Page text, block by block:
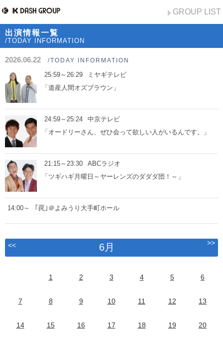
GROUP LIST
出演情報一覧
/TODAY INFORMATION
2026.06.22 /TODAY INFORMATION
25:59～26:29
ミヤギテレビ
「道産人間オズブラウン」
24:59～25:24
中京テレビ
「オードリーさん、ぜひ会って欲しい人がいるんです。」
21:15～23:30
ABCラジオ
「ツギハギ月曜日～ヤーレンズのダダダ団！～」
14:00～ ｢罠｣＠よみうり大手町ホール
<< 6月 >>
1 2 3 4 5 6
7 8 9 10 11 12 13
14 15 16 17 18 19 20